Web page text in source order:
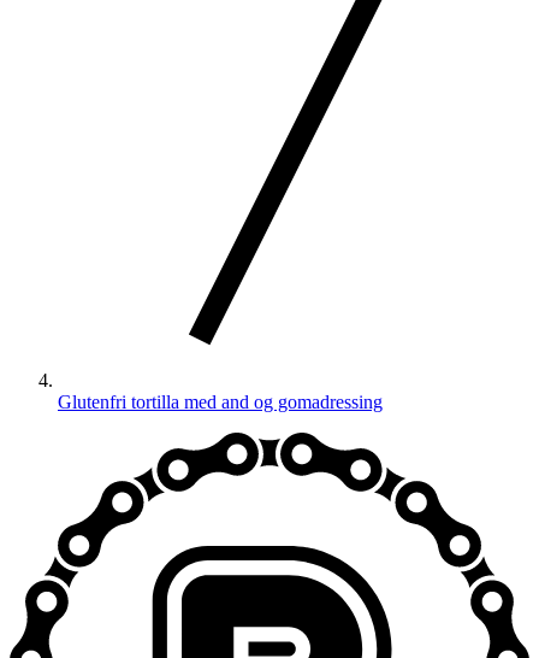
Glutenfri tortilla med and og gomadressing